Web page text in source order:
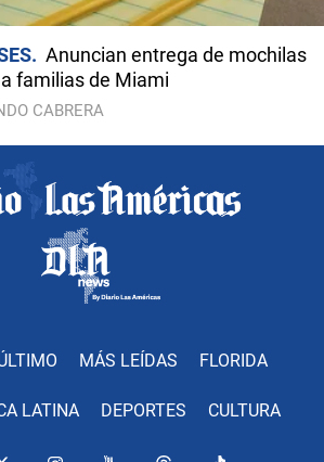
Anuncian entrega de mochilas
familias de Miami
CABRERA
MÁS LEÍDAS FLORIDA
LATINA DEPORTES CULTURA